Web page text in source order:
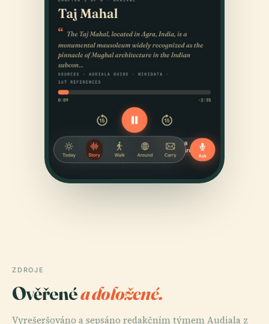
ZDROJE
Ověřenéa doložené.
Vyrešeršováno a sepsáno redakčním týmem Audiala z